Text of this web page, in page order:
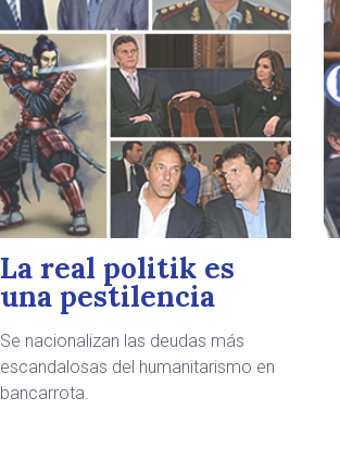
La real politik es
una pestilencia
Se nacionalizan las deudas más
escandalosas del humanitarismo en
bancarrota.